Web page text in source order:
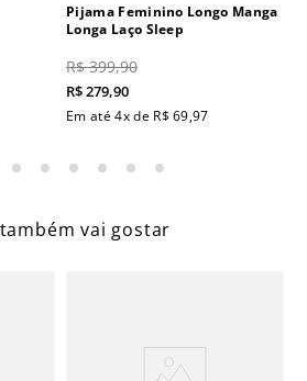
Pijama Feminino Longo Manga
Longa Laço Sleep
R$ 399,90
R$279,90
Em até4x de R$ 69,97
vai gostar